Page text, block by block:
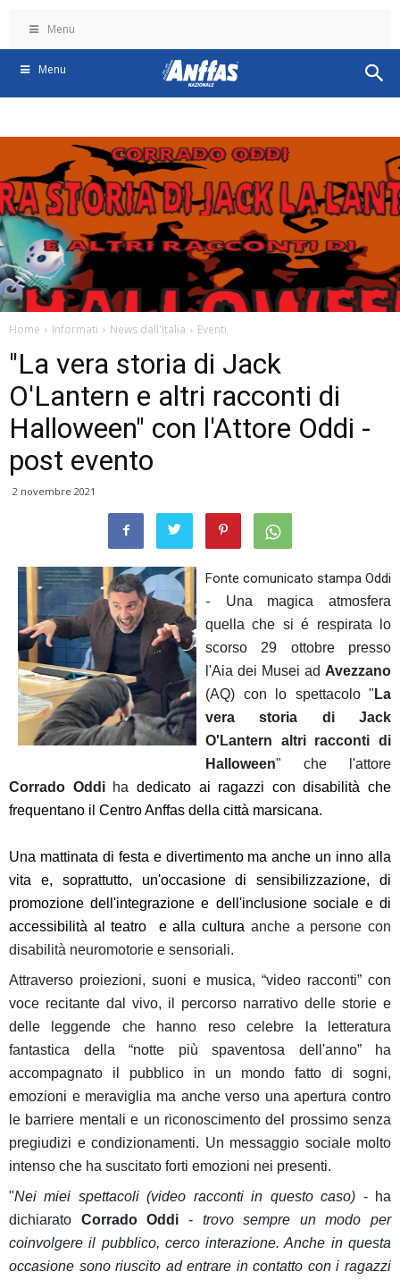
Menu
Menu
Home Informati News dall'Italia Eventi
"La vera storia di Jack
O'Lantern e altri racconti di
Halloween" con l'Attore Oddi -
post evento
2 novembre 2021
Fonte comunicato stampa Oddi
-
Una magica atmosfera
quella che si é respirata lo
scorso 29 ottobre presso
l'Aia dei Musei ad Avezzano
(AQ) con lo spettacolo " La
vera storia di Jack
O'Lantern altri racconti di
Halloween" che l'attore
Corrado Oddiha dedicato ai ragazzi con disabilità che
frequentano il Centro Anffas della città marsicana.
Una mattinata di festa e divertimento ma anche un inno alla
vita e, soprattutto, un'occasione di sensibilizzazione, di
promozione dell'integrazione e dell'inclusione sociale e di
accessibilità al teatro e alla cultura anche a persone con
disabilità neuromotorie e sensoriali.
Attraverso proiezioni, suoni e musica, “video racconti” con
voce recitante dal vivo, il percorso narrativo delle storie e
delle leggende che hanno reso celebre la letteratura
fantastica della “notte più spaventosa dell'anno” ha
accompagnato il pubblico in un mondo fatto di sogni,
emozioni e meraviglia ma anche verso una apertura contro
le barriere mentali e un riconoscimento del prossimo senza
pregiudizi e condizionamenti. Un messaggio sociale molto
intenso che ha suscitato forti emozioni nei presenti.
"Nei miei spettacoli (video racconti in questo caso) - ha
dichiarato Corrado Oddi - trovo sempre un modo per
coinvolgere il pubblico, cerco interazione. Anche in questa
occasione sono riuscito ad entrare in contatto con i ragazzi